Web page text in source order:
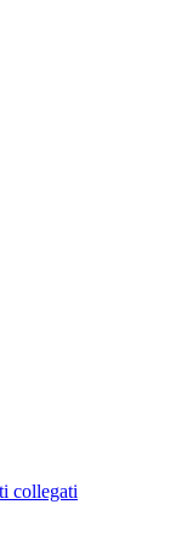
collegati